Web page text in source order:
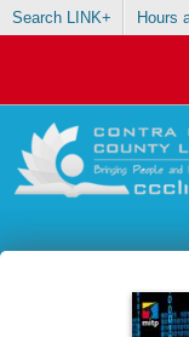
Search LINK+ Hours